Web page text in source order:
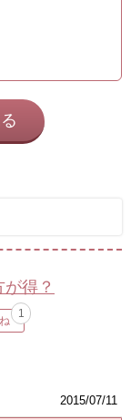
得？
1
2015/07/11